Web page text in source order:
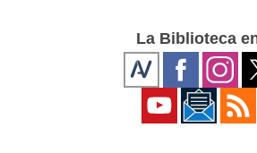
La Biblioteca